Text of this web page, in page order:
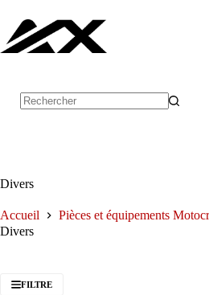
contenu
Divers
Accueil
Pièces et équipements
Divers
FILTRE